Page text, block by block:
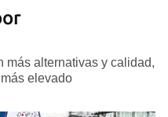
más alternativas y calidad,
elevado